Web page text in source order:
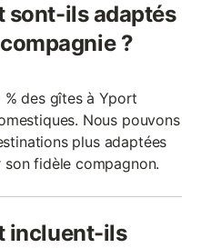
sont-ils adaptés
?
% des gîtes à Yport
Nous pouvons
plus adaptées
son fidèle compagnon.
incluent-ils